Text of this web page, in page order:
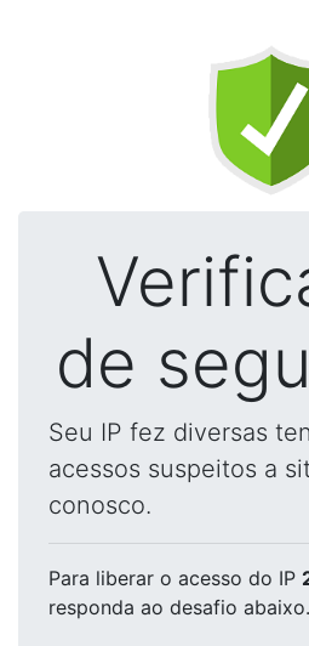
de
Seu IP fez diversas
acessos suspeitos a
conosco.
Para liberar o acesso do IP
responda ao desafio abaixo.